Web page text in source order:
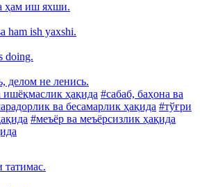
ҳам иш яхши.
ham ish yaxshi.
doing.
делом не ленись.
ишёқмаслик ҳақида #сабаб, баҳона ва
ва бесамарлик ҳақида #тўғри
#меъёр ва меъёрсизлик ҳақида